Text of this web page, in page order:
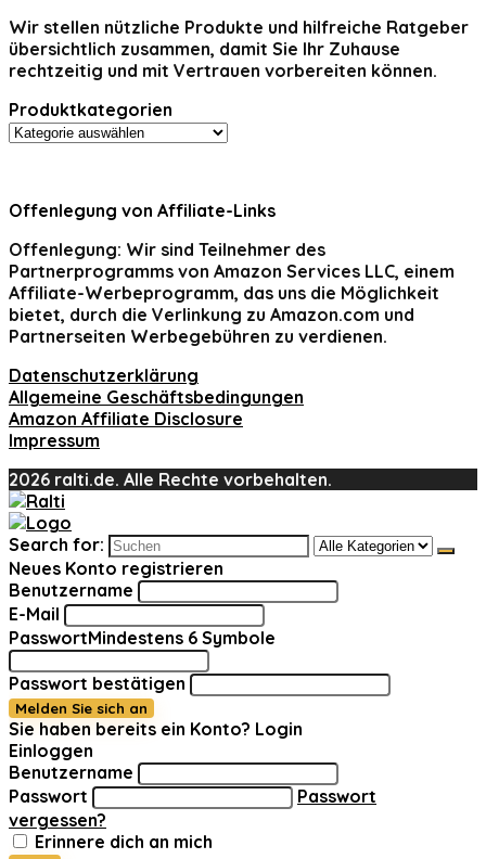
Wir stellen nützliche Produkte und hilfreiche Ratgeber
übersichtlich zusammen, damit Sie Ihr Zuhause
rechtzeitig und mit Vertrauen vorbereiten können.
Produktkategorien
Offenlegung von Affiliate-Links
Offenlegung: Wir sind Teilnehmer des
Partnerprogramms von Amazon Services LLC, einem
Affiliate-Werbeprogramm, das uns die Möglichkeit
bietet, durch die Verlinkung zu Amazon.com und
Partnerseiten Werbegebühren zu verdienen.
Datenschutzerklärung
Allgemeine Geschäftsbedingungen
Amazon Affiliate Disclosure
Impressum
2026 ralti.de. Alle Rechte vorbehalten.
Search for:
Neues Konto registrieren
Benutzername
E-Mail
PasswortMindestens 6 Symbole
Passwort bestätigen
Melden Sie sich an
Sie haben bereits ein Konto? Login
Einloggen
Benutzername
Passwort
Passwort
vergessen?
Erinnere dich an mich